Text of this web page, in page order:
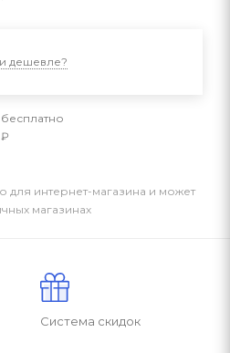
дешевле?
для интернет-магазина и может
магазинах
Система скидок